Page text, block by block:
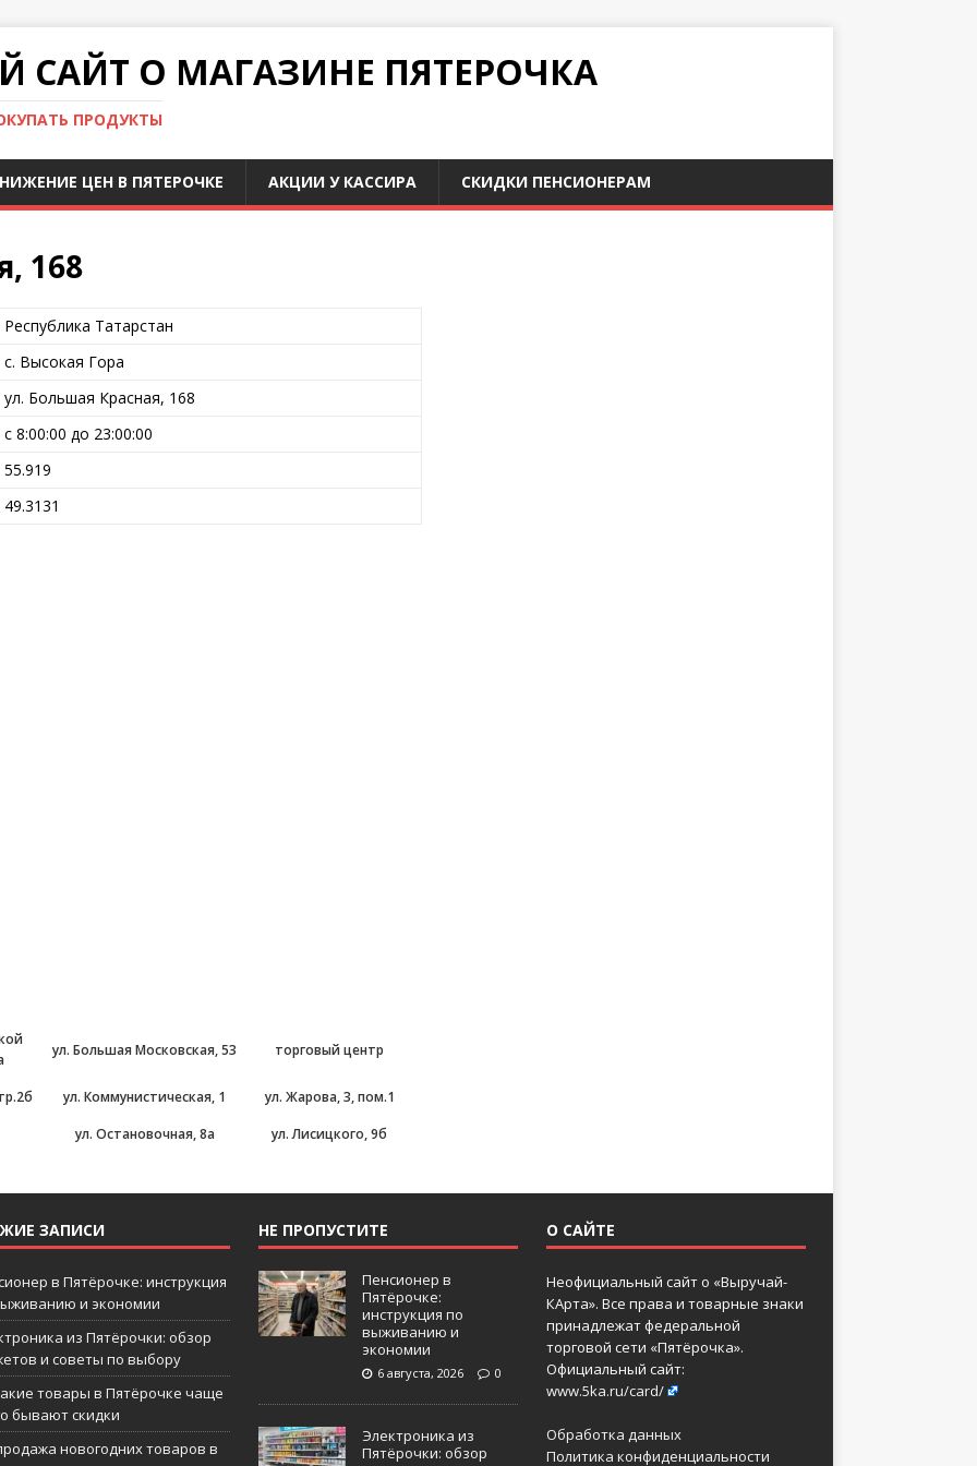
О МАГАЗИНЕ ПЯТЕРОЧКА
ПРОДУКТЫ
ЦЕН В ПЯТЕРОЧКЕ АКЦИИ У КАССИРА СКИДКИ ПЕНСИОНЕРАМ
168
Республика Татарстан
с. Высокая Гора
ул. Большая Красная, 168
с 8:00:00 до 23:00:00
55.919
49.3131
ул. Большая Московская, 53 торговый центр
ул. Коммунистическая, 1
ул. Жарова, 3, пом.1
ул. Остановочная, 8а ул. Лисицкого, 9б
ЗАПИСИ
в Пятёрочке: инструкция
и экономии
из Пятёрочки: обзор
и советы по выбору
товары в Пятёрочке чаще
бывают скидки
новогодних товаров в
НЕ ПРОПУСТИТЕ
Пенсионер в
Пятёрочке:
инструкция по
выживанию и
экономии
6 августа, 2026 0
Электроника из
Пятёрочки: обзор
О САЙТЕ
Неофициальный сайт о «Выручай-
КАрта». Все права и товарные знаки
принадлежат федеральной
торговой сети «Пятёрочка».
Официальный сайт:
www.5ka.ru/card/
Обработка данных
Политика конфиденциальности